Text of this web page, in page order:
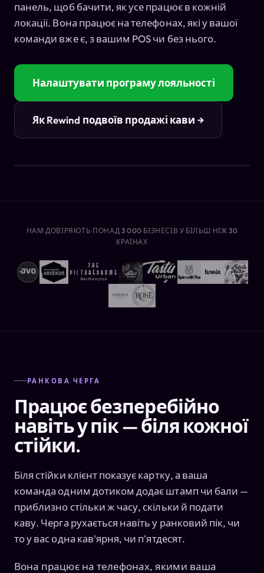
панель, щоб бачити, як усе працює в кожній
локації. Вона працює на телефонах, які у вашої
команди вже є, з вашим POS чи без нього.
Налаштувати програму лояльності
Як Rewind подвоїв продажі кави →
НАМ ДОВІРЯЮТЬ ПОНАД 3 000 БІЗНЕСІВ У БІЛЬШ НІЖ 30
КРАЇНАХ
РАНКОВА ЧЕРГА
Працює безперебійно
навіть у пік — біля кожної
стійки.
Біля стійки клієнт показує картку, а ваша
команда одним дотиком додає штамп чи бали —
приблизно стільки ж часу, скільки й подати
каву. Черга рухається навіть у ранковий пік, чи
то у вас одна кав'ярня, чи п'ятдесят.
Вона працює на телефонах, якими ваша